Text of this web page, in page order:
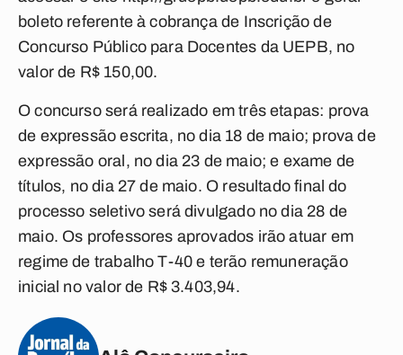
boleto referente à cobrança de Inscrição de
Concurso Público para Docentes da UEPB, no
valor de R$ 150,00.
O concurso será realizado em três etapas: prova
de expressão escrita, no dia 18 de maio; prova de
expressão oral, no dia 23 de maio; e exame de
títulos, no dia 27 de maio. O resultado final do
processo seletivo será divulgado no dia 28 de
maio. Os professores aprovados irão atuar em
regime de trabalho T-40 e terão remuneração
inicial no valor de R$ 3.403,94.